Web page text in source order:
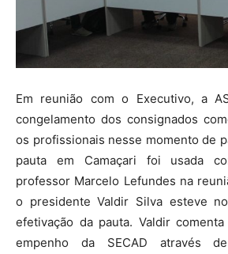
Em reunião com o Executivo, a
congelamento dos consignados
os profissionais nesse momento de
pauta em Camaçari foi usada
professor Marcelo Lefundes na
o presidente Valdir Silva esteve
efetivação da pauta. Valdir
empenho da SECAD através